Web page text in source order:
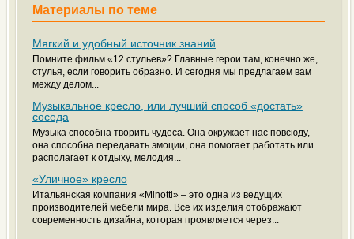
Материалы по теме
Мягкий и удобный источник знаний
Помните фильм «12 стульев»? Главные герои там, конечно же,
стулья, если говорить образно. И сегодня мы предлагаем вам
между делом...
Музыкальное кресло, или лучший способ «достать»
соседа
Музыка способна творить чудеса. Она окружает нас повсюду,
она способна передавать эмоции, она помогает работать или
располагает к отдыху, мелодия...
«Уличное» кресло
Итальянская компания «Minotti» – это одна из ведущих
производителей мебели мира. Все их изделия отображают
современность дизайна, которая проявляется через...